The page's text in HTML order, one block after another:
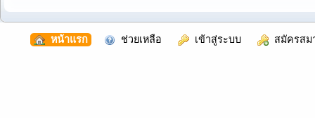
หน้าแรก ช่วยเหลือ เข้าสู่ระบบ สมัครสม